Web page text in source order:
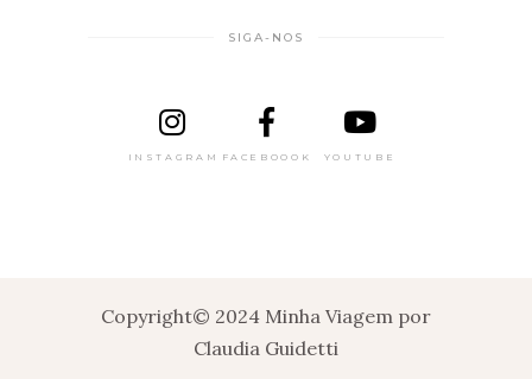
SIGA-NOS
INSTAGRAM FACEBOOOK YOUTUBE
Copyright© 2024 Minha Viagem por
Claudia Guidetti